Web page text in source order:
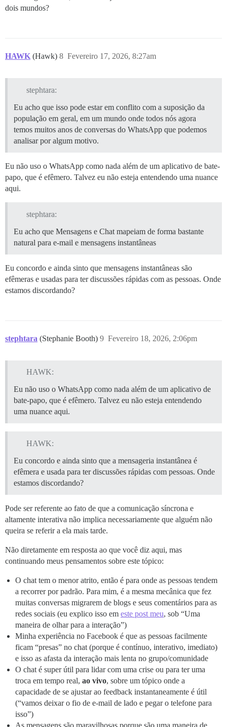
dois mundos?
HAWK (Hawk) Fevereiro 17, 2026, 8:27am
8
stephtara:
Eu acho que isso pode estar em conflito com a suposição da
população em geral, em um mundo onde todos nós agora
temos muitos anos de conversas do WhatsApp que podemos
analisar por algum motivo.
Eu não uso o WhatsApp como nada além de um aplicativo de bate-
papo, que é efêmero. Talvez eu não esteja entendendo uma nuance
aqui.
stephtara:
Eu acho que Mensagens e Chat mapeiam de forma bastante
natural para e-mail e mensagens instantâneas
Eu concordo e ainda sinto que mensagens instantâneas são
efêmeras e usadas para ter discussões rápidas com as pessoas. Onde
estamos discordando?
stephtara (Stephanie Booth) Fevereiro 18, 2026, 2:06pm
9
HAWK:
Eu não uso o WhatsApp como nada além de um aplicativo de
bate-papo, que é efêmero. Talvez eu não esteja entendendo
uma nuance aqui.
HAWK:
Eu concordo e ainda sinto que a mensageria instantânea é
efêmera e usada para ter discussões rápidas com pessoas. Onde
estamos discordando?
Pode ser referente ao fato de que a comunicação síncrona e
altamente interativa não implica necessariamente que alguém não
queira se referir a ela mais tarde.
Não diretamente em resposta ao que você diz aqui, mas
continuando meus pensamentos sobre este tópico:
O chat tem o menor atrito, então é para onde as pessoas tendem
a recorrer por padrão. Para mim, é a mesma mecânica que fez
muitas conversas migrarem de blogs e seus comentários para as
redes sociais (eu explico isso em este post meu, sob “Uma
maneira de olhar para a interação”)
Minha experiência no Facebook é que as pessoas facilmente
ficam “presas” no chat (porque é contínuo, interativo, imediato)
e isso as afasta da interação mais lenta no grupo/comunidade
O chat é super útil para lidar com uma crise ou para ter uma
troca em tempo real, ao vivo, sobre um tópico onde a
capacidade de se ajustar ao feedback instantaneamente é útil
(“vamos deixar o fio de e-mail de lado e pegar o telefone para
isso”)